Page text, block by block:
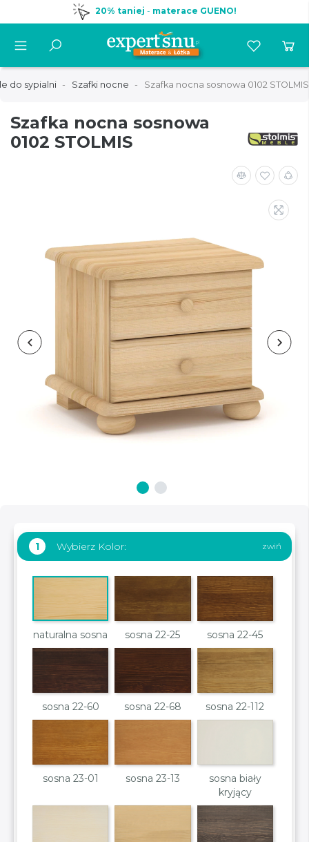
Infolinia:530 530 052
do sypialni Szafki nocne Szafka nocna sosnowa 0102 STOLMIS
Szafka nocna sosnowa
0102 STOLMIS
1 Wybierz Kolor:
naturalna sosna sosna 22-25 sosna 22-45
sosna 22-60 sosna 22-68 sosna 22-112
sosna 23-01 sosna 23-13
sosna biały
kryjący